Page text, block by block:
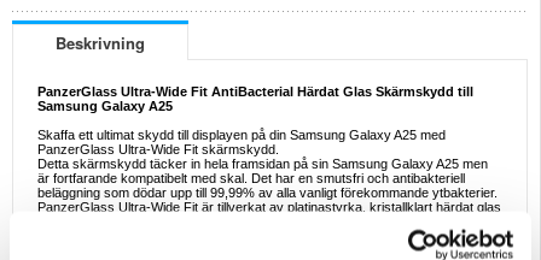
Beskrivning
PanzerGlass Ultra-Wide Fit AntiBacterial Härdat Glas Skärmskydd till
Samsung Galaxy A25
Skaffa ett ultimat skydd till displayen på din Samsung Galaxy A25 med
PanzerGlass Ultra-Wide Fit skärmskydd.
Detta skärmskydd täcker in hela framsidan på sin Samsung Galaxy A25 men
är fortfarande kompatibelt med skal. Det har en smutsfri och antibakteriell
beläggning som dödar upp till 99,99% av alla vanligt förekommande ytbakterier.
PanzerGlass Ultra-Wide Fit är tillverkat av platinastyrka, kristallklart härdat glas